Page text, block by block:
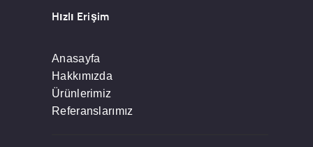
Hızlı Erişim
Anasayfa
Hakkımızda
Ürünlerimiz
Referanslarımız